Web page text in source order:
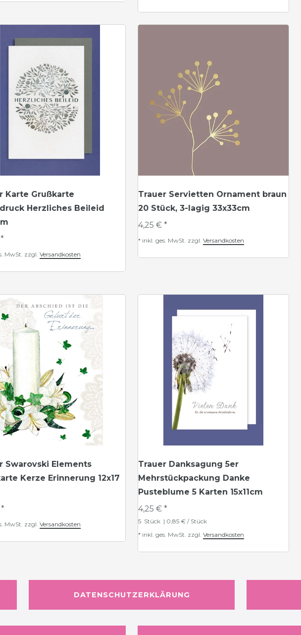
Karte Grußkarte
Herzliches Beileid
MwSt. zzgl. Versandkosten
Trauer Servietten Ornament braun
20 Stück, 3-lagig 33x33cm
4,25 € *
* inkl. ges. MwSt. zzgl. Versandkosten
Swarovski Elements
Kerze Erinnerung 12x17
MwSt. zzgl. Versandkosten
Trauer Danksagung 5er
Mehrstückpackung Danke
Pusteblume 5 Karten 15x11cm
4,25 € *
5 Stück | 0,85 € / Stück
* inkl. ges. MwSt. zzgl. Versandkosten
DATENSCHUTZERKLÄRUNG